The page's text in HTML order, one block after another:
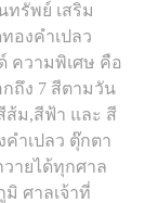
รัพย์ เสริม
องคำเปลว
ความพิเศษ คือ
กถึง 7 สีตามวัน
ส้ม,สีฟ้า และ สี
ำเปลว ตุ๊กตา
ายได้ทุกศาล
ศาลเจ้าที่